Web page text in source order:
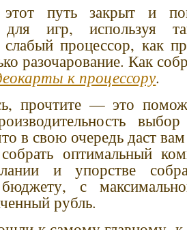
путь закрыт и
для игр, используя
процессор, как
разочарование. Как
к процессору.
прочтите — это
в свою очередь даст
оптимальный
и упорстве
с
рубль.